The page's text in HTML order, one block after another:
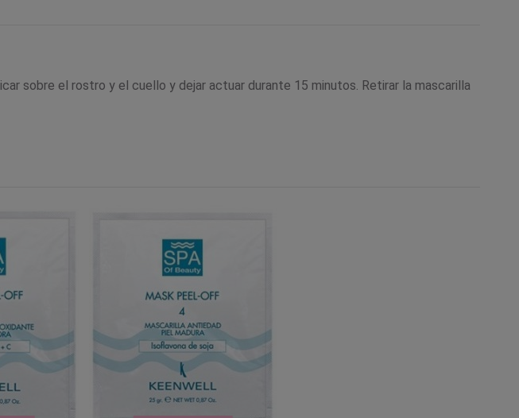
sobre el rostro y el cuello y dejar actuar durante 15 minutos. Retirar la mascarilla